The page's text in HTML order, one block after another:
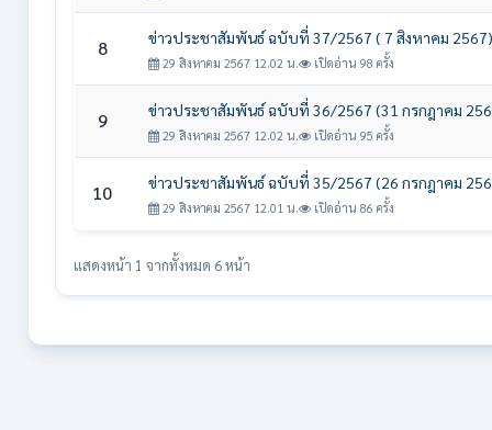
8 ข่าวประชาสัมพันธ์ ฉบับที่ 37/2567 ( 7 สิงหาคม 2567)
29 สิงหาคม 2567 12.02 น. เปิดอ่าน 98 ครั้ง
9 ข่าวประชาสัมพันธ์ ฉบับที่ 36/2567 (31 กรกฎาคม
29 สิงหาคม 2567 12.02 น. เปิดอ่าน 95 ครั้ง
10 ข่าวประชาสัมพันธ์ ฉบับที่ 35/2567 (26 กรกฎาคม
29 สิงหาคม 2567 12.01 น. เปิดอ่าน 86 ครั้ง
แสดงหน้า 1 จากทั้งหมด 6 หน้า